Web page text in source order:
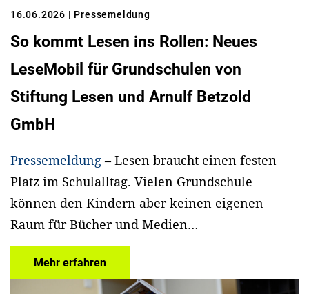
16.06.2026 | Pressemeldung
So kommt Lesen ins Rollen: Neues
LeseMobil für Grundschulen von
Stiftung Lesen und Arnulf Betzold
GmbH
Pressemeldung– Lesen braucht einen festen
Platz im Schulalltag. Vielen Grundschule
können den Kindern aber keinen eigenen
Raum für Bücher und Medien…
Mehr erfahren